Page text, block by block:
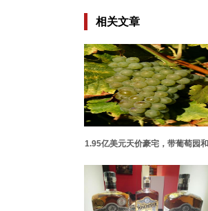
相关文章
1.95亿美元天价豪宅，带葡萄园和